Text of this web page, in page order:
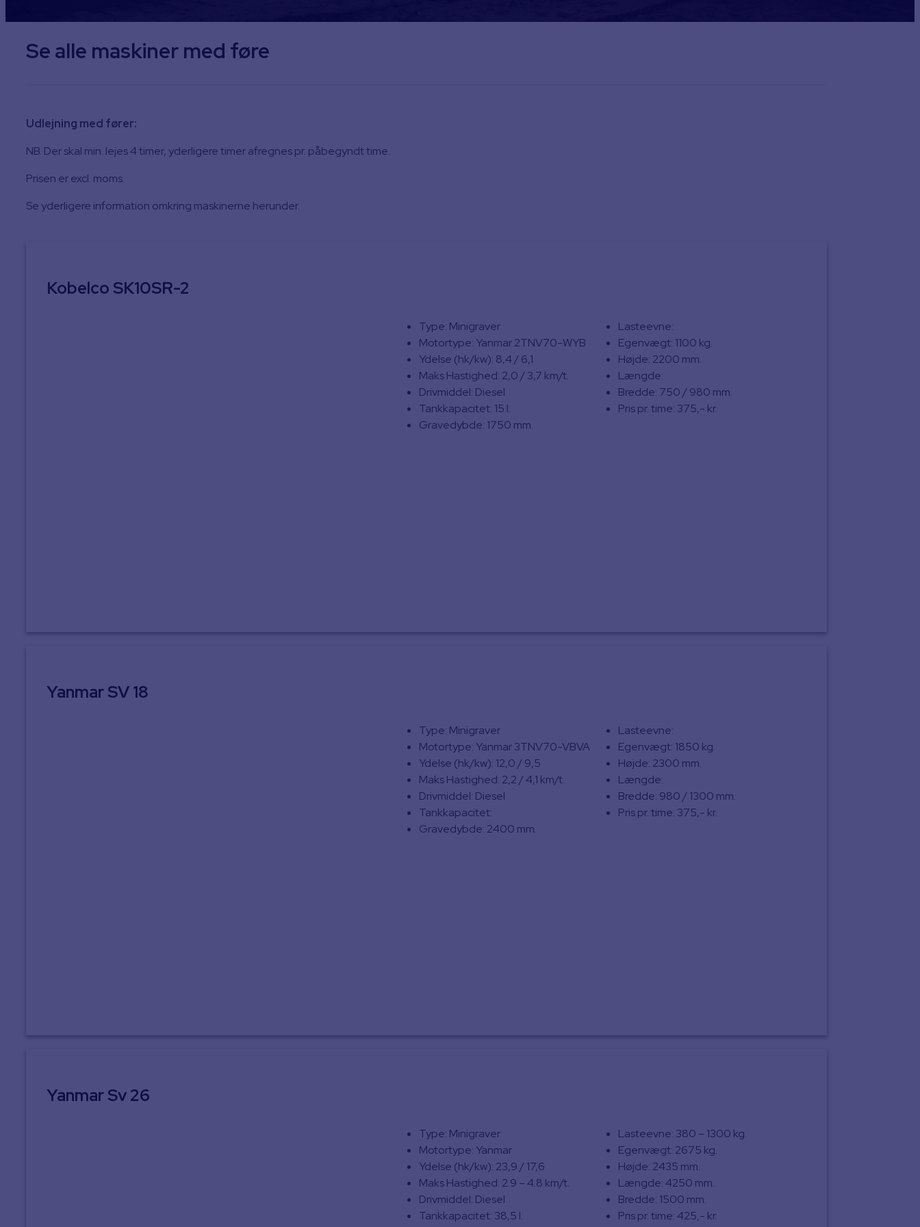
Se alle maskiner med føre
Udlejning med fører:
NB. Der skal min. lejes 4 timer, yderligere timer afregnes pr. påbegyndt time.
Prisen er excl. moms.
Se yderligere information omkring maskinerne herunder.
Kobelco SK10SR-2
Type: Minigraver
Motortype: Yanmar 2TNV70-WYB
Ydelse (hk/kw): 8,4 / 6,1
Maks Hastighed: 2,0 / 3,7 km/t.
Drivmiddel: Diesel
Tankkapacitet: 15 l.
Gravedybde: 1750 mm.
Lasteevne:
Egenvægt: 1100 kg.
Højde: 2200 mm.
Længde:
Bredde: 750 / 980 mm.
Pris pr. time: 375,- kr.
Yanmar SV 18
Type: Minigraver
Motortype: Yanmar 3TNV70-VBVA
Ydelse (hk/kw): 12,0 / 9,5
Maks Hastighed: 2,2 / 4,1 km/t.
Drivmiddel: Diesel
Tankkapacitet:
Gravedybde: 2400 mm.
Lasteevne:
Egenvægt: 1850 kg.
Højde: 2300 mm.
Længde:
Bredde: 980 / 1300 mm.
Pris pr. time: 375,- kr.
Yanmar Sv 26
Type: Minigraver
Motortype: Yanmar
Ydelse (hk/kw): 23,9 / 17,6
Maks Hastighed: 2.9 – 4.8 km/t.
Drivmiddel: Diesel
Tankkapacitet: 38,5 l.
Lasteevne: 380 – 1300 kg.
Egenvægt: 2675 kg.
Højde: 2435 mm.
Længde: 4250 mm.
Bredde: 1500 mm.
Pris pr. time: 425,- kr.